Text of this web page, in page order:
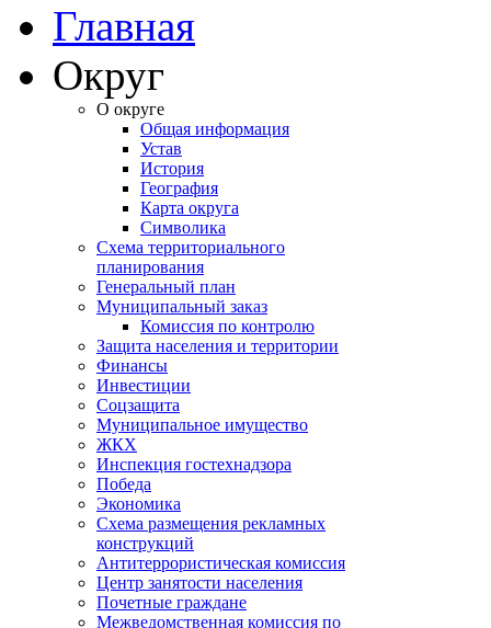
Главная
Округ
О округе
Общая информация
Устав
История
География
Карта округа
Символика
Схема территориального
планирования
Генеральный план
Муниципальный заказ
Комиссия по контролю
Защита населения и территории
Финансы
Инвестиции
Соцзащита
Муниципальное имущество
ЖКХ
Инспекция гостехнадзора
Победа
Экономика
Схема размещения рекламных
конструкций
Антитеррористическая комиссия
Центр занятости населения
Почетные граждане
Межведомственная комиссия по